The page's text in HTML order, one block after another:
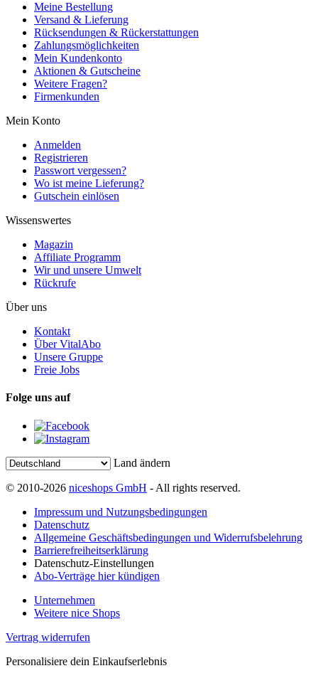
Meine Bestellung
Versand & Lieferung
Rücksendungen & Rückerstattungen
Zahlungsmöglichkeiten
Mein Kundenkonto
Aktionen & Gutscheine
Weitere Fragen?
Firmenkunden
Mein Konto
Anmelden
Registrieren
Passwort vergessen?
Wo ist meine Lieferung?
Gutschein einlösen
Wissenswertes
Magazin
Affiliate Programm
Wir und unsere Umwelt
Rückrufe
Über uns
Kontakt
Über VitalAbo
Unsere Gruppe
Freie Jobs
Folge uns auf
Land ändern
© 2010-2026 niceshops GmbH - All rights reserved.
Impressum und Nutzungsbedingungen
Datenschutz
Allgemeine Geschäftsbedingungen und Widerrufsbelehrung
Barrierefreiheitserklärung
Datenschutz-Einstellungen
Abo-Verträge hier kündigen
Unternehmen
Weitere nice Shops
Vertrag widerrufen
Personalisiere dein Einkaufserlebnis